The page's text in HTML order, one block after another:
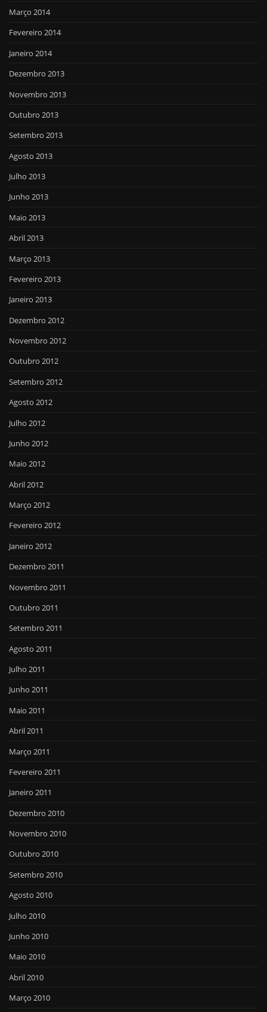
Março 2014
Fevereiro 2014
Janeiro 2014
Dezembro 2013
Novembro 2013
Outubro 2013
Setembro 2013
Agosto 2013
Julho 2013
Junho 2013
Maio 2013
Abril 2013
Março 2013
Fevereiro 2013
Janeiro 2013
Dezembro 2012
Novembro 2012
Outubro 2012
Setembro 2012
Agosto 2012
Julho 2012
Junho 2012
Maio 2012
Abril 2012
Março 2012
Fevereiro 2012
Janeiro 2012
Dezembro 2011
Novembro 2011
Outubro 2011
Setembro 2011
Agosto 2011
Julho 2011
Junho 2011
Maio 2011
Abril 2011
Março 2011
Fevereiro 2011
Janeiro 2011
Dezembro 2010
Novembro 2010
Outubro 2010
Setembro 2010
Agosto 2010
Julho 2010
Junho 2010
Maio 2010
Abril 2010
Março 2010